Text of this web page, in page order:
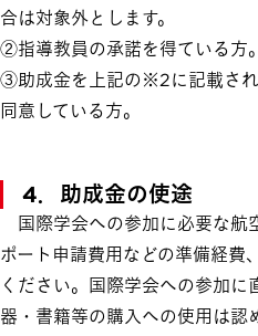
合は対象外とします。
②指導教員の承諾を得ている方。
③助成金を上記の※2に記載さ
同意している方。
4．助成金の使途
国際学会への参加に必要な航
ポート申請費用などの準備経費
ください。国際学会への参加
器・書籍等の購入への使用は認